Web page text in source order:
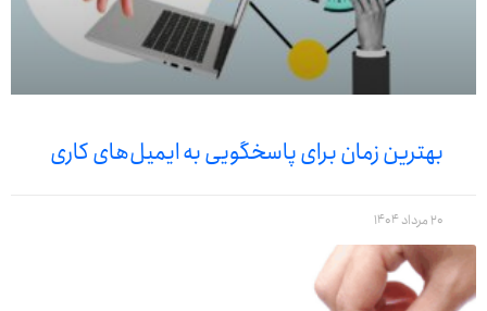
بهترین زمان برای پاسخگویی به ایمیل‌های کاری
20 مرداد 1404